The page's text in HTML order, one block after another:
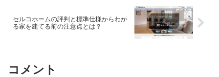
セルコホームの評判と標準仕様からわか
る家を建てる前の注意点とは？
コメント